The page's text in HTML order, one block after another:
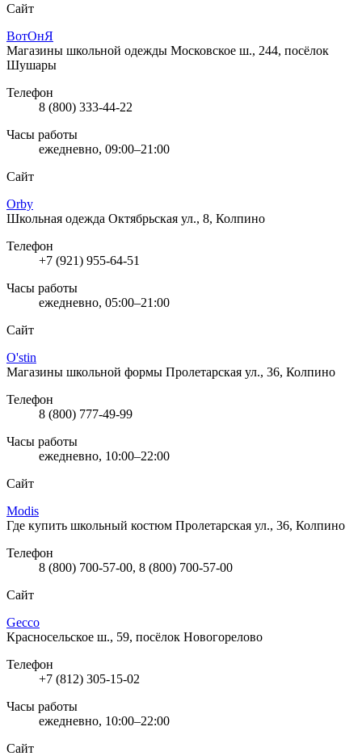
Сайт
ВотОнЯ
Магазины школьной одежды Московское ш., 244, посёлок
Шушары
Телефон
8 (800) 333-44-22
Часы работы
ежедневно, 09:00–21:00
Сайт
Orby
Школьная одежда Октябрьская ул., 8, Колпино
Телефон
+7 (921) 955-64-51
Часы работы
ежедневно, 05:00–21:00
Сайт
O'stin
Магазины школьной формы Пролетарская ул., 36, Колпино
Телефон
8 (800) 777-49-99
Часы работы
ежедневно, 10:00–22:00
Сайт
Modis
Где купить школьный костюм Пролетарская ул., 36, Колпино
Телефон
8 (800) 700-57-00, 8 (800) 700-57-00
Сайт
Gecco
Красносельское ш., 59, посёлок Новогорелово
Телефон
+7 (812) 305-15-02
Часы работы
ежедневно, 10:00–22:00
Сайт